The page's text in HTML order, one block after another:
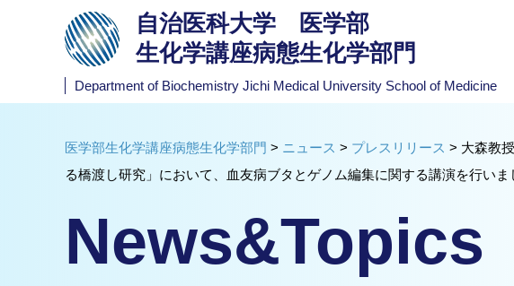
自治医科大学 医学部
生化学講座病態生化学部門
Department of Biochemistry Jichi Medical University School of Medicine
医学部生化学講座病態生化学部門 > ニュース > プレスリリース > 大森教
る橋渡し研究」において、血友病ブタとゲノム編集に関する講演を行いま
News&Topics